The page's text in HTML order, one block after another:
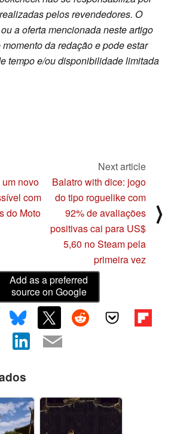
pelos revendedores. O
a oferta mencionada neste artigo
da redação e pode estar
tempo e/ou disponibilidade limitada
novo
com
do Moto
Next article
Balatro with dice: jogo
do tipo roguelike com
92% de avaliações
positivas cai para US$
5,60 no Steam pela
primeira vez
⟩
Add as a preferred
source on Google